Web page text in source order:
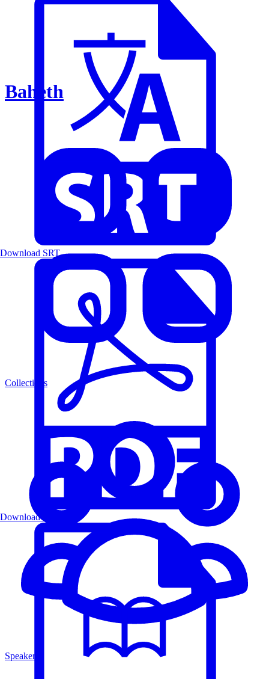
Baheth
Collections
Speakers
Download SRT
Download PDF